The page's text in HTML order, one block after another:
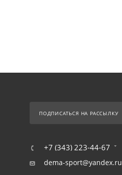
ПОДПИСАТЬСЯ НА РАССЫЛКУ
+7 (343) 223-44-67
dema-sport@yandex.ru